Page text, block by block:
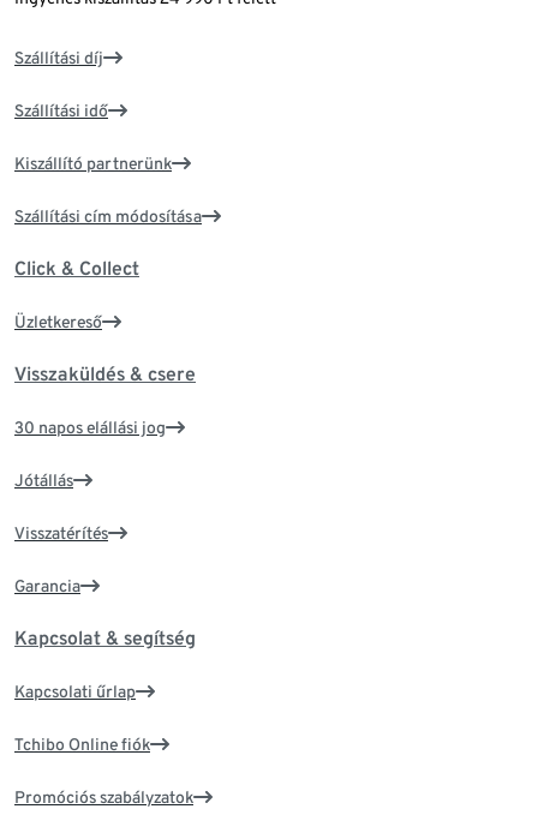
Szállítási díj
Szállítási idő
Kiszállító partnerünk
Szállítási cím módosítása
Click & Collect
Üzletkereső
Visszaküldés & csere
30 napos elállási jog
Jótállás
Visszatérítés
Garancia
Kapcsolat & segítség
Kapcsolati űrlap
Tchibo Online fiók
Promóciós szabályzatok